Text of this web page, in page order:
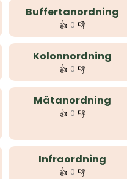
Buffertanordning
👍 0 👎
Kolonnordning
👍 0 👎
Mätanordning
👍 0 👎
Infraordning
👍 0 👎